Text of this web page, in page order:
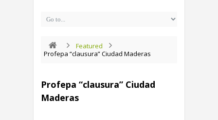
Featured
Profepa “clausura” Ciudad Maderas
Profepa “clausura” Ciudad
Maderas